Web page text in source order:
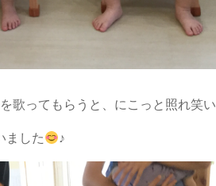
歌ってもらうと、にこっと照れ笑い
ました ♪